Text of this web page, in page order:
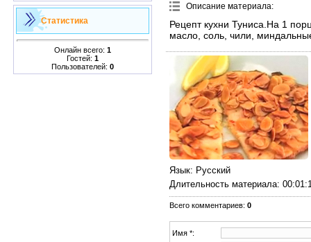
Статистика
Онлайн всего: 1
Гостей: 1
Пользователей: 0
Описание материала:
Рецепт кухни Туниса.На 1
масло, соль, чили,
Язык: Русский
Длительность материала:
Всего комментариев: 0
Имя *: